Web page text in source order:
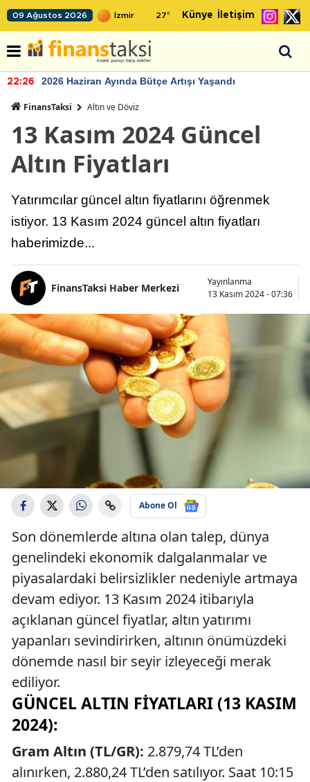
09 Ağustos 2026 27° Künye İletişim
22:26 2026 Haziran Ayında Bütçe Artışı Yaşandı
FinansTaksi Altın ve Döviz
13 Kasım 2024 Güncel
Altın Fiyatları
Yatırımcılar güncel altın fiyatlarını öğrenmek
istiyor. 13 Kasım 2024 güncel altın fiyatları
haberimizde...
FinansTaksi Haber Merkezi
Yayınlanma
13 Kasım 2024 - 07:36
Abone Ol
Son dönemlerde altına olan talep, dünya
genelindeki ekonomik dalgalanmalar ve
piyasalardaki belirsizlikler nedeniyle artmaya
devam ediyor. 13 Kasım 2024 itibarıyla
açıklanan güncel fiyatlar, altın yatırımı
yapanları sevindirirken, altının önümüzdeki
dönemde nasıl bir seyir izleyeceği merak
ediliyor.
GÜNCEL ALTIN FIYATLARI (13 KASIM
2024):
Gram Altın (TL/GR): 2.879,74 TL’den
alınırken, 2.880,24 TL’den satılıyor. Saat 10:15